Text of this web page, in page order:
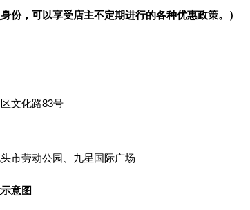
份，可以享受店主不定期进行的各种优惠政策。）
文化路83号
劳动公园、九星国际广场
意图